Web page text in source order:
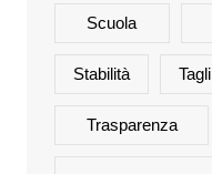
Scuola
Stabilità Tagli
Trasparenza